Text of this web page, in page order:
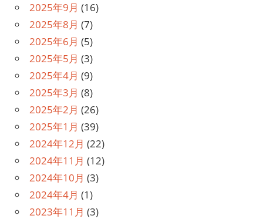
2025年9月 (16)
2025年8月 (7)
2025年6月 (5)
2025年5月 (3)
2025年4月 (9)
2025年3月 (8)
2025年2月 (26)
2025年1月 (39)
2024年12月 (22)
2024年11月 (12)
2024年10月 (3)
2024年4月 (1)
2023年11月 (3)